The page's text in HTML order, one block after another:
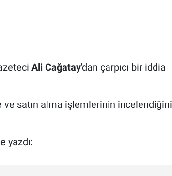
Ali Cağatay'dan çarpıcı bir iddia
ve satın alma işlemlerinin incelendiğini
yazdı: